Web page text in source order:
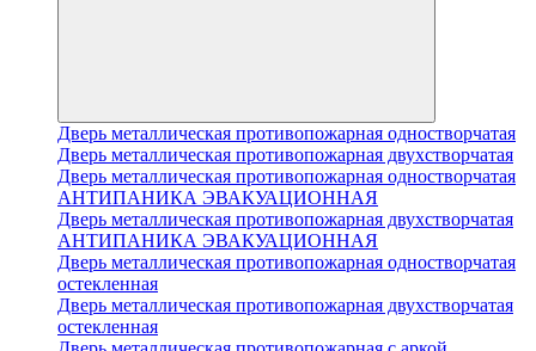
Дверь металлическая противопожарная одностворчатая
Дверь металлическая противопожарная двухстворчатая
Дверь металлическая противопожарная одностворчатая
АНТИПАНИКА ЭВАКУАЦИОННАЯ
Дверь металлическая противопожарная двухстворчатая
АНТИПАНИКА ЭВАКУАЦИОННАЯ
Дверь металлическая противопожарная одностворчатая
остекленная
Дверь металлическая противопожарная двухстворчатая
остекленная